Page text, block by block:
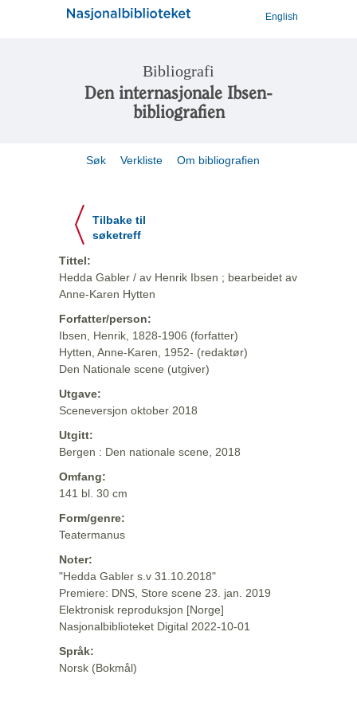
English
Bibliografi
Den internasjonale Ibsen-
bibliografien
Søk Verkliste Om bibliografien
Tilbake til
søketreff
Tittel:
Hedda Gabler / av Henrik Ibsen ; bearbeidet av
Anne-Karen Hytten
Forfatter/person:
Ibsen, Henrik, 1828-1906 (forfatter)
Hytten, Anne-Karen, 1952- (redaktør)
Den Nationale scene (utgiver)
Utgave:
Sceneversjon oktober 2018
Utgitt:
Bergen : Den nationale scene, 2018
Omfang:
141 bl. 30 cm
Form/genre:
Teatermanus
Noter:
"Hedda Gabler s.v 31.10.2018"
Premiere: DNS, Store scene 23. jan. 2019
Elektronisk reproduksjon [Norge]
Nasjonalbiblioteket Digital 2022-10-01
Språk:
Norsk (Bokmål)